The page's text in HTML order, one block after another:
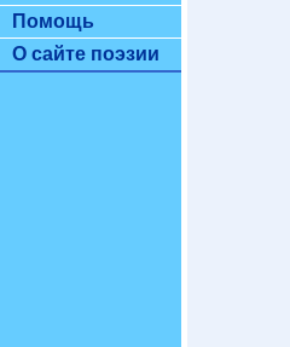
Помощь
О сайте поэзии